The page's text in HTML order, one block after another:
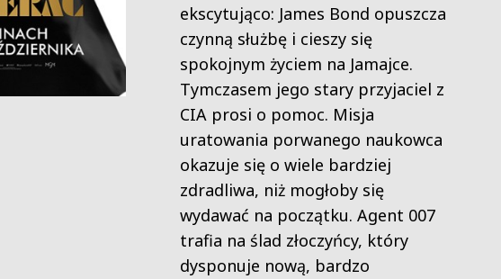
ekscytująco: James Bond opuszcza
czynną służbę i cieszy się
spokojnym życiem na Jamajce.
Tymczasem jego stary przyjaciel z
CIA prosi o pomoc. Misja
uratowania porwanego naukowca
okazuje się o wiele bardziej
zdradliwa, niż mogłoby się
wydawać na początku. Agent 007
trafia na ślad złoczyńcy, który
dysponuje nową, bardzo